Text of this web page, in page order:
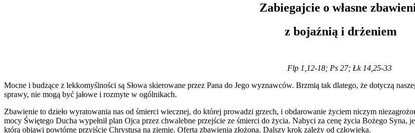
Zabiegajcie o własne
z bojaźnią i drżeniem
Flp 1,12-18; Ps 27; Łk 14,25-33
Mocne i budzące z lekkomyślności są Słowa skierowane przez Pana do Jego wyznawców. Brzmią tak dlatego, że dotyczą
sprawy, nie mogą być jałowe i rozmyte w ogólnikach.
Zbawienie to dzieło wyratowania nas od śmierci wiecznej, do której prowadzi grzech, i obdarowanie życiem niczym
mocy Świętego Ducha wypełnił plan Ojca przez chwalebne przejście ze śmierci do życia. Nabyci za cenę życia Bożego
którą objawi powtórne przyjście Chrystusa na ziemię. Oferta zbawienia złożona. Dalszy krok zależy od człowieka.